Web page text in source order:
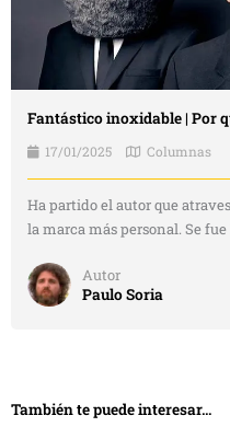
Fantástico inoxidable | Por
17/01/2025 Columnas
Ha partido el autor que
la marca más personal. Se
Autor
Paulo Soria
También te puede interesar...